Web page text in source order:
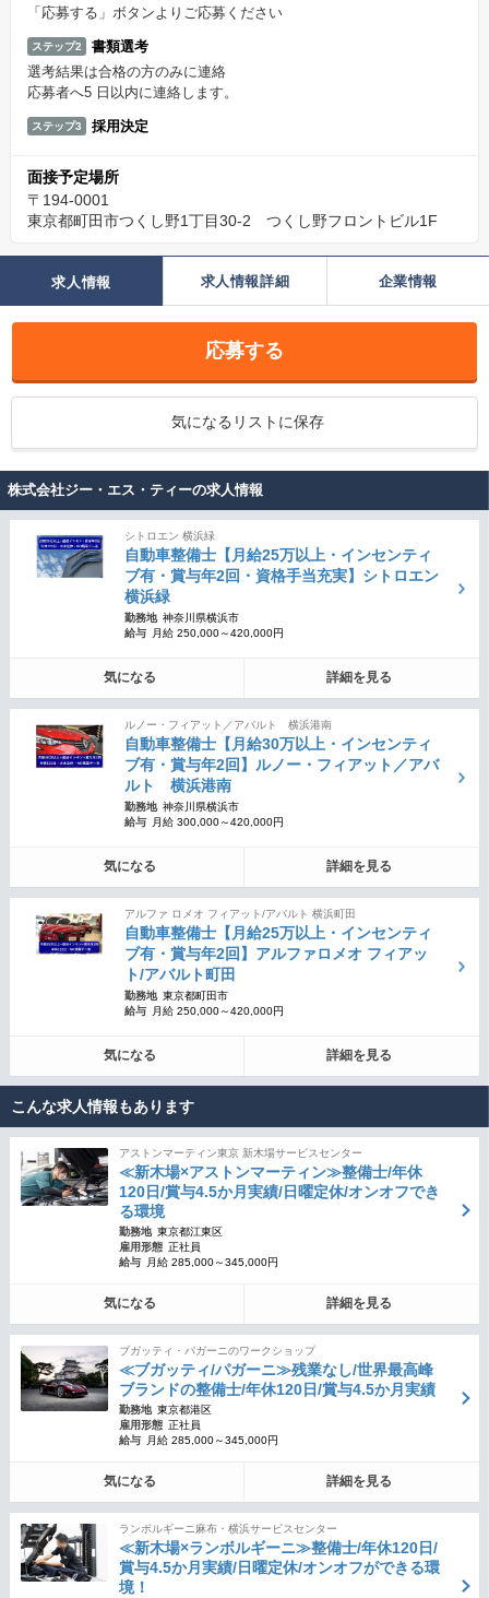
「応募する」ボタンよりご応募ください
ステップ2
書類選考
選考結果は合格の方のみに連絡
応募者へ5 日以内に連絡します。
ステップ3 採用決定
面接予定場所
〒194-0001
東京都町田市つくし野1丁目30-2 つくし野フロントビル1F
求人情報 求人情報詳細 企業情報
応募する
気になるリストに保存
株式会社ジー・エス・ティーの求人情報
シトロエン 横浜緑
自動車整備士【月給25万以上・インセンティ
ブ有・賞与年2回・資格手当充実】シトロエン
横浜緑
勤務地 神奈川県横浜市
給与
月給 250,000～420,000円
気になる 詳細を見る
ルノー・フィアット／アバルト 横浜港南
自動車整備士【月給30万以上・インセンティ
ブ有・賞与年2回】ルノー・フィアット／アバ
ルト 横浜港南
勤務地 神奈川県横浜市
給与
月給 300,000～420,000円
気になる 詳細を見る
アルファ ロメオ フィアット/アバルト 横浜町田
自動車整備士【月給25万以上・インセンティ
ブ有・賞与年2回】アルファロメオ フィアッ
ト/アバルト町田
勤務地 東京都町田市
給与
月給 250,000～420,000円
気になる 詳細を見る
こんな求人情報もあります
アストンマーティン東京 新木場サービスセンター
≪新木場×アストンマーティン≫整備士/年休
120日/賞与4.5か月実績/日曜定休/オンオフでき
る環境
勤務地 東京都江東区
雇用形態 正社員
給与
月給 285,000～345,000円
気になる 詳細を見る
ブガッティ・パガーニのワークショップ
≪ブガッティ/パガーニ≫残業なし/世界最高峰
ブランドの整備士/年休120日/賞与4.5か月実績
勤務地 東京都港区
雇用形態 正社員
給与
月給 285,000～345,000円
気になる 詳細を見る
ランボルギーニ麻布・横浜サービスセンター
≪新木場×ランボルギーニ≫整備士/年休120日/
賞与4.5か月実績/日曜定休/オンオフができる環
境！